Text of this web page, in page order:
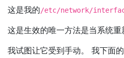
这是我的/etc/network/
这是生效的唯一方法是当系统重
我试图让它受到手动。 我下面的